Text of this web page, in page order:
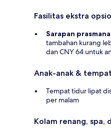
Fasilitas ekstra
Sarapan
tambahan kurang
dan CNY 64 untuk
Anak-anak &
Tempat tidur lipat
per malam
Kolam renang, spa,